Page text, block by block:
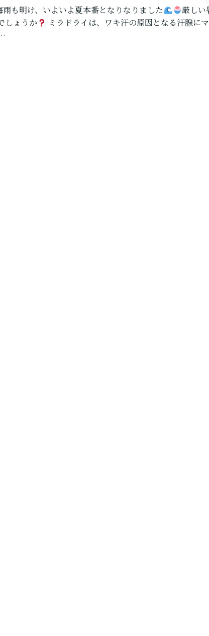
雨も明け、いよいよ夏本番となりなりました
厳しい
しょうか
ミラドライは、ワキ汗の原因となる汗腺に